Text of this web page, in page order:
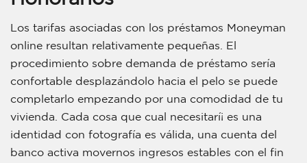
Los tarifas asociadas con los préstamos Moneyman
online resultan relativamente pequeñas. El
procedimiento sobre demanda de préstamo serí­a
confortable desplazándolo hacia el pelo se puede
completarlo empezando por una comodidad de tu
vivienda. Cada cosa que cual necesitarí¡ es una
identidad con fotografía es válida, una cuenta del
banco activa movernos ingresos estables con el fin